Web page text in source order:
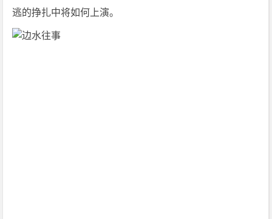
逃的挣扎中将如何上演。